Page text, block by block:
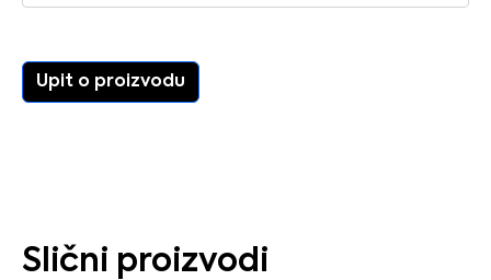
Upit o proizvodu
Slični proizvodi